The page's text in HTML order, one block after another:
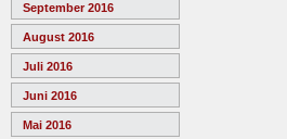
September 2016
August 2016
Juli 2016
Juni 2016
Mai 2016